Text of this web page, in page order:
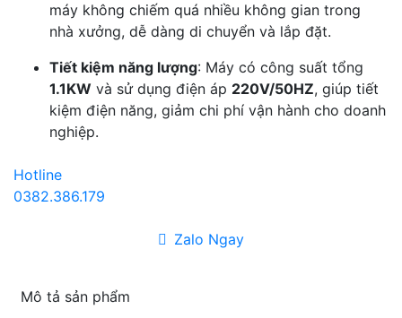
máy không chiếm quá nhiều không gian trong
nhà xưởng, dễ dàng di chuyển và lắp đặt.
Tiết kiệm năng lượng: Máy có công suất tổng
1.1KW và sử dụng điện áp 220V/50HZ, giúp tiết
kiệm điện năng, giảm chi phí vận hành cho doanh
nghiệp.
Hotline
0382.386.179
Zalo Ngay
Mô tả sản phẩm